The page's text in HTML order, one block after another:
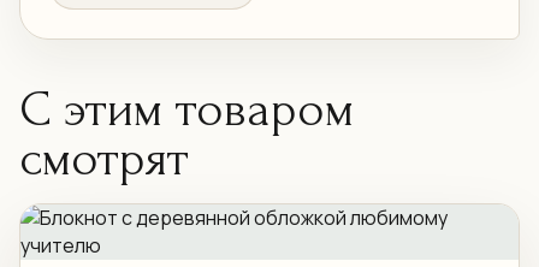
С этим товаром
смотрят